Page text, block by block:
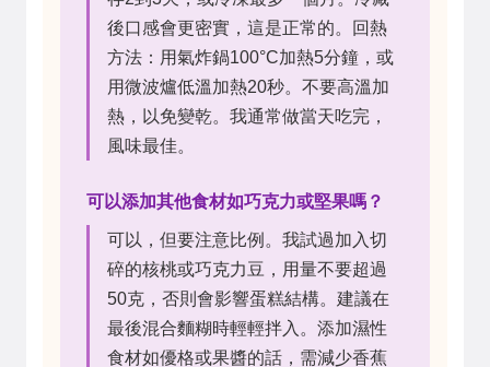
後口感會更密實，這是正常的。回熱
方法：用氣炸鍋100°C加熱5分鐘，或
用微波爐低溫加熱20秒。不要高溫加
熱，以免變乾。我通常做當天吃完，
風味最佳。
可以添加其他食材如巧克力或堅果嗎？
可以，但要注意比例。我試過加入切
碎的核桃或巧克力豆，用量不要超過
50克，否則會影響蛋糕結構。建議在
最後混合麵糊時輕輕拌入。添加濕性
食材如優格或果醬的話，需減少香蕉